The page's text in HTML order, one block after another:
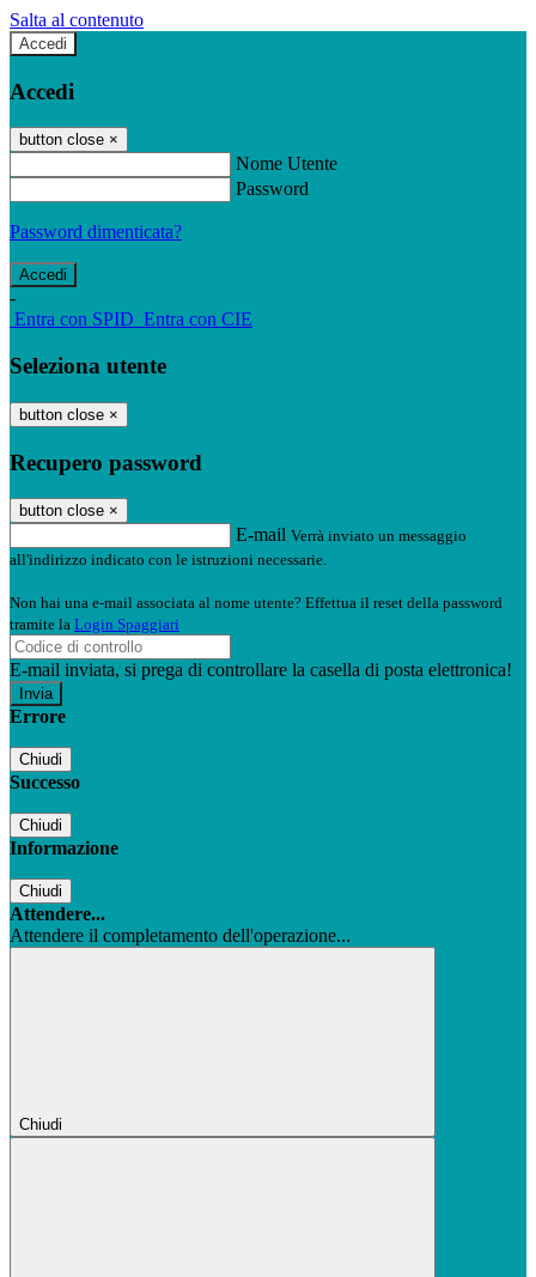
Salta al contenuto
Accedi
Accedi
button close ×
Nome Utente
Password
Password dimenticata?
-
Entra con SPID Entra con CIE
Seleziona utente
button close ×
Recupero password
button close ×
E-mail Verrà inviato un messaggio
all'indirizzo indicato con le istruzioni necessarie.
Non hai una e-mail associata al nome utente? Effettua il reset della password
tramite la Login Spaggiari
E-mail inviata, si prega di controllare la casella di posta elettronica!
Errore
Chiudi
Successo
Chiudi
Informazione
Chiudi
Attendere...
Attendere il completamento dell'operazione...
Chiudi